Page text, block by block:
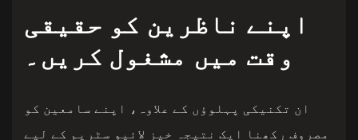
اپنے ناظرین کو حقیقی
وقت میں مشغول کریں۔
ان تکنیکی پہلوؤں کے علاوہ، اپنے سامعین کو
مصروف رکھنا ایک نتیجہ خیز لائیو سٹریم کے لیے